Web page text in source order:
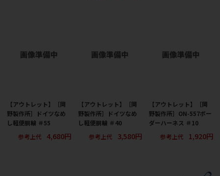
【アウトレット】［岡
野製作所］ドイツなめ
し軽便胴輪 ＃55
参考上代
4,680円
【アウトレット】［岡
野製作所］ドイツなめ
し軽便胴輪 ＃40
参考上代
3,580円
【アウトレット】［岡
野製作所］ON-557ボー
ダーハーネス ＃10
参考上代
1,920円